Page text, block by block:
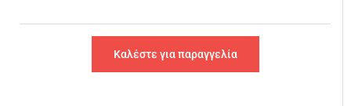
Καλέστε για παραγγελία